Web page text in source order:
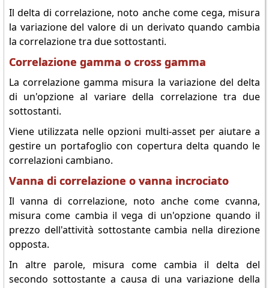
Il delta di correlazione, noto anche come cega, misura
la variazione del valore di un derivato quando cambia
la correlazione tra due sottostanti.
Correlazione gamma o cross gamma
La correlazione gamma misura la variazione del delta
di un'opzione al variare della correlazione tra due
sottostanti.
Viene utilizzata nelle opzioni multi-asset per aiutare a
gestire un portafoglio con copertura delta quando le
correlazioni cambiano.
Vanna di correlazione o vanna incrociato
Il vanna di correlazione, noto anche come cvanna,
misura come cambia il vega di un'opzione quando il
prezzo dell'attività sottostante cambia nella direzione
opposta.
In altre parole, misura come cambia il delta del
secondo sottostante a causa di una variazione della